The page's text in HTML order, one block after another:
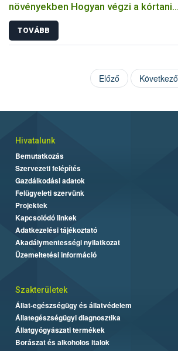
növényekben Hogyan végzi a kórtani
rezisztenciavizsgálatokat a Nébih?
TOVÁBB
Előző Következő
Hivatalunk
Bemutatkozás
Szervezeti felépítés
Gazdálkodási adatok
Felügyeleti szervünk
Projektek
Kapcsolódó linkek
Adatkezelési tájékoztató
Akadálymentességi nyilatkozat
Üzemeltetési információ
Szakterületek
Állat-egészségügy és állatvédelem
Állategészségügyi diagnosztika
Állatgyógyászati termékek
Borászat és alkoholos italok